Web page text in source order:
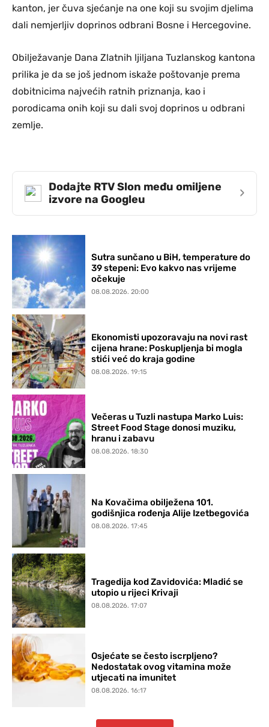
kanton, jer čuva sjećanje na one koji su svojim djelima
dali nemjerljiv doprinos odbrani Bosne i Hercegovine.
Obilježavanje Dana Zlatnih ljiljana Tuzlanskog kantona
prilika je da se još jednom iskaže poštovanje prema
dobitnicima najvećih ratnih priznanja, kao i
porodicama onih koji su dali svoj doprinos u odbrani
zemlje.
Dodajte RTV Slon među omiljene
izvore na Googleu
›
Sutra sunčano u BiH, temperature do
39 stepeni: Evo kakvo nas vrijeme
očekuje
08.08.2026. 20:00
Ekonomisti upozoravaju na novi rast
cijena hrane: Poskupljenja bi mogla
stići već do kraja godine
08.08.2026. 19:15
Večeras u Tuzli nastupa Marko Luis:
Street Food Stage donosi muziku,
hranu i zabavu
08.08.2026. 18:30
Na Kovačima obilježena 101.
godišnjica rođenja Alije Izetbegovića
08.08.2026. 17:45
Tragedija kod Zavidovića: Mladić se
utopio u rijeci Krivaji
08.08.2026. 17:07
Osjećate se često iscrpljeno?
Nedostatak ovog vitamina može
utjecati na imunitet
08.08.2026. 16:17